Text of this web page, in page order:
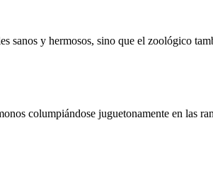
sanos y hermosos, sino que el zoológico
columpiándose juguetonamente en las